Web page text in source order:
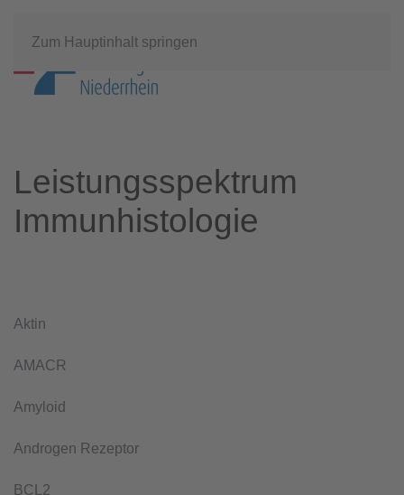
Zum Hauptinhalt springen
Leistungsspektrum
Immunhistologie
Aktin
AMACR
Amyloid
Androgen Rezeptor
BCL2